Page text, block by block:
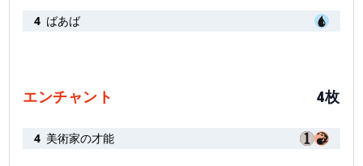
4 ばあば
エンチャント 4枚
4 美術家の才能